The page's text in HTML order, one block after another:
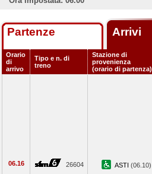
Partenze Arrivi
Orario
di
arrivo
Tipo e n. di
treno
Stazione di
provenienza
(orario di partenza)
06.16 26604 ASTI (06.10)